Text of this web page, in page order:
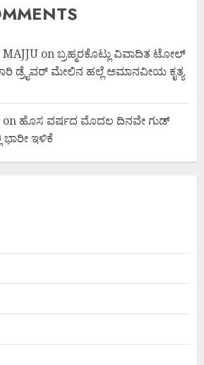
onಬ್ರಹ್ಮರಕೊಟ್ಲು ವಿವಾದಿತ ಟೋಲ್
ಡ್ರೈವರ್ ಮೇಲಿನ ಹಲ್ಲೆ ಅಮಾನವೀಯ ಕೃತ್ಯ
on ಹೊಸ ವರ್ಷದ ಮೊದಲ ದಿನವೇ ಗುಡ್
ಇಳಿಕೆ